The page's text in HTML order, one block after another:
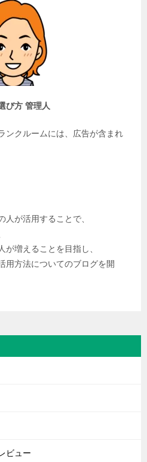
び方 管理人
ンクルームには、広告が含まれ
人が活用することで、
が増えることを目指し、
用方法についてのブログを開
ビュー